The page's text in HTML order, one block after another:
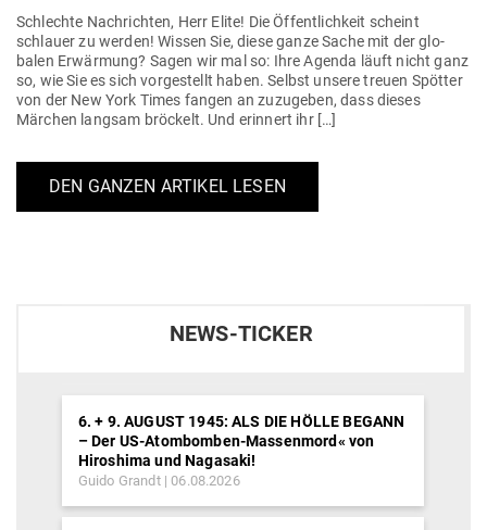
Schlechte Nach­richten, Herr Elite! Die Öffent­lichkeit scheint
schlauer zu werden! Wissen Sie, diese ganze Sache mit der glo­
balen Erwärmung? Sagen wir mal so: Ihre Agenda läuft nicht ganz
so, wie Sie es sich vor­ge­stellt haben. Selbst unsere treuen Spötter
von der New York Times fangen an zuzu­geben, dass dieses
Märchen langsam brö­ckelt. Und erinnert ihr […]
DEN GANZEN ARTIKEL LESEN
NEWS-TICKER
6. + 9. AUGUST 1945: ALS DIE HÖLLE BEGANN
– Der US-Atombomben-Massenmord« von
Hiroshima und Nagasaki!
Guido Grandt 06.08.2026